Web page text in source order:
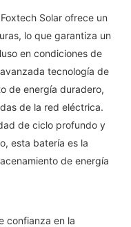
Solar ofrece un
lo que garantiza un
en condiciones de
tecnología de
de energía duradero,
de la red eléctrica.
de ciclo profundo y
esta batería es la
de energía
confianza en la